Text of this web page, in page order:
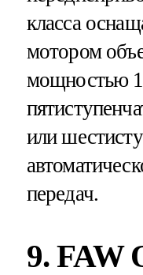
класса
мотором
мощностью
или
передач.
9. FAW